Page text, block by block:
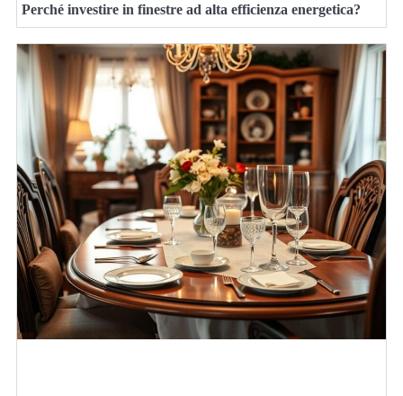
Perché investire in finestre ad alta efficienza energetica?